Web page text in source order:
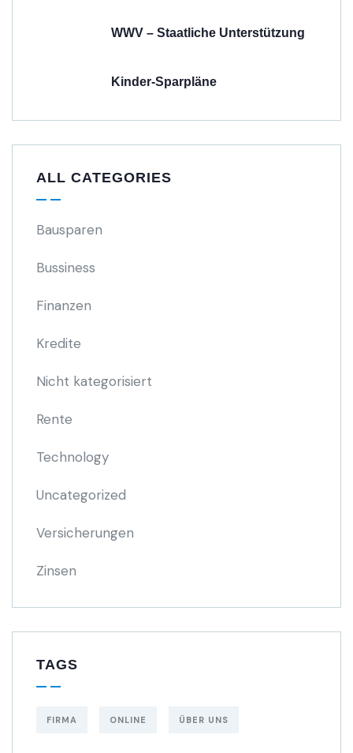
WWV – Staatliche Unterstützung
Kinder-Sparpläne
ALL CATEGORIES
Bausparen
Bussiness
Finanzen
Kredite
Nicht kategorisiert
Rente
Technology
Uncategorized
Versicherungen
Zinsen
TAGS
FIRMA ONLINE ÜBER UNS